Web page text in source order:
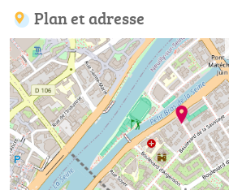
Plan et adresse